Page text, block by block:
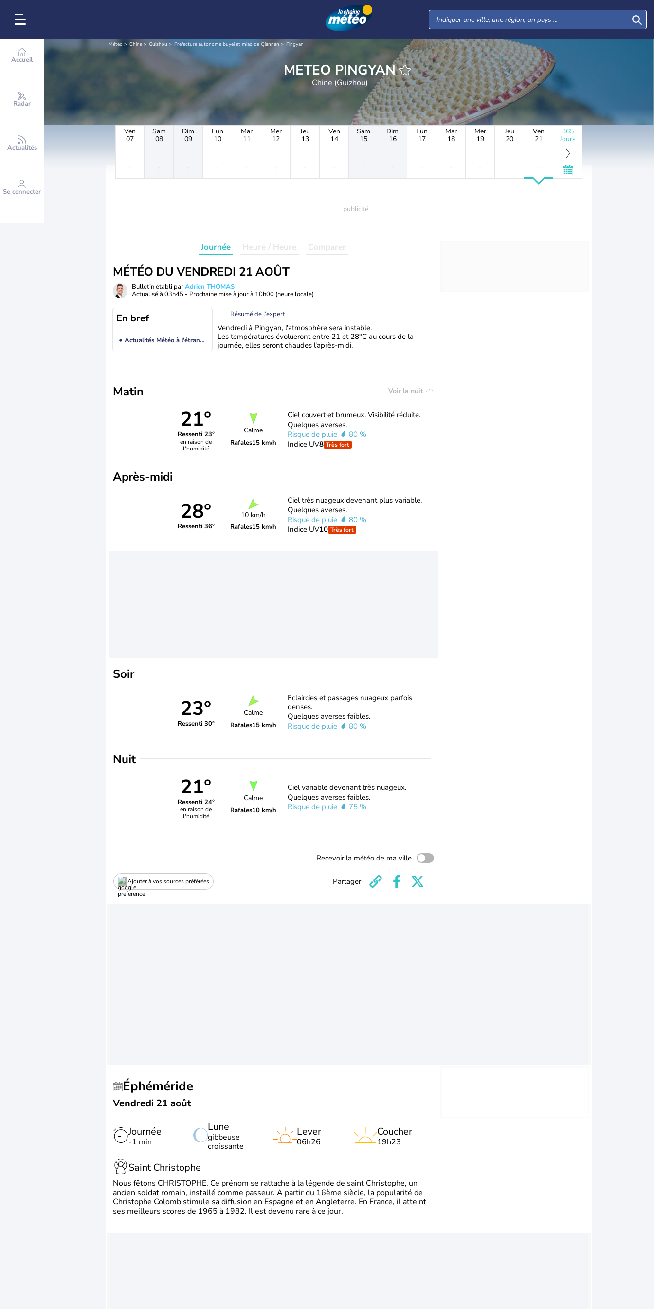
Accueil
Radar
Actualités
Se connecter
Météo Chine Guizhou Préfecture autonome buyei et miao de Qiannan Pingyan
METEO PINGYAN
Chine (Guizhou)
Ven
07
-
-
Sam
08
-
-
Dim
09
-
-
Lun
10
-
-
Mar
11
-
-
Mer
12
-
-
Jeu
13
-
-
Ven
14
-
-
Sam
15
-
-
Dim
16
-
-
Lun
17
-
-
Mar
18
-
-
Mer
19
-
-
Jeu
20
-
-
Ven
21
-
-
365
Jours
Journée Heure / Heure Comparer
MÉTÉO DU VENDREDI 21 AOÛT
Bulletin établi parAdrien THOMAS
Actualisé à 03h45 - Prochaine mise à jour à 10h00 (heure locale)
En bref
Actualités Météo à l'étranger
Résumé de l’expert
Vendredi à Pingyan, l'atmosphère sera instable.
Les températures évolueront entre 21 et 28°C au cours de la
journée, elles seront chaudes l'après-midi.
Matin Voir la nuit
21°
Ressenti 23°
en raison de
l'humidité
Calme
Rafales15 km/h
Ciel couvert et brumeux. Visibilité réduite.
Quelques averses.
Risque de pluie
80 %
Indice UV8 Très fort
Après-midi
28°
Ressenti 36°
10 km/h
Rafales15 km/h
Ciel très nuageux devenant plus variable.
Quelques averses.
Risque de pluie
80 %
Indice UV10 Très fort
Soir
23°
Ressenti 30°
Calme
Rafales15 km/h
Eclaircies et passages nuageux parfois
denses.
Quelques averses faibles.
Risque de pluie
80 %
Nuit
21°
Ressenti 24°
en raison de
l'humidité
Calme
Rafales10 km/h
Ciel variable devenant très nuageux.
Quelques averses faibles.
Risque de pluie
75 %
Recevoir la météo de ma ville
Ajouter à vos sources préférées Partager
Éphéméride
Vendredi 21 août
Journée
-1 min
Lune
gibbeuse
croissante
Lever
06h26
Coucher
19h23
Saint Christophe
Nous fêtons CHRISTOPHE. Ce prénom se rattache à la légende de saint Christophe, un
ancien soldat romain, installé comme passeur. A partir du 16ème siècle, la popularité de
Christophe Colomb stimule sa diffusion en Espagne et en Angleterre. En France, il atteint
ses meilleurs scores de 1965 à 1982. Il est devenu rare à ce jour.